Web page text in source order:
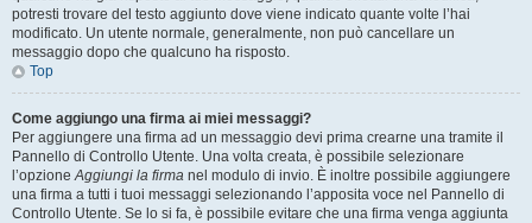
potresti trovare del testo aggiunto dove viene indicato quante volte l’hai
modificato. Un utente normale, generalmente, non può cancellare un
messaggio dopo che qualcuno ha risposto.
Top
Come aggiungo una firma ai miei messaggi?
Per aggiungere una firma ad un messaggio devi prima crearne una tramite il
Pannello di Controllo Utente. Una volta creata, è possibile selezionare
l’opzioneAggiungi la firma nel modulo di invio. È inoltre possibile aggiungere
una firma a tutti i tuoi messaggi selezionando l’apposita voce nel Pannello di
Controllo Utente. Se lo si fa, è possibile evitare che una firma venga aggiunta